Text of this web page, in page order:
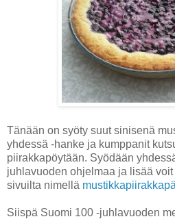
Tänään on syöty suut sinisenä
yhdessä -hanke ja kumppanit
piirakkapöytään. Syödään
juhlavuoden ohjelmaa ja lisää
sivuilta nimellä
Siispä Suomi 100 -juhlavuoden